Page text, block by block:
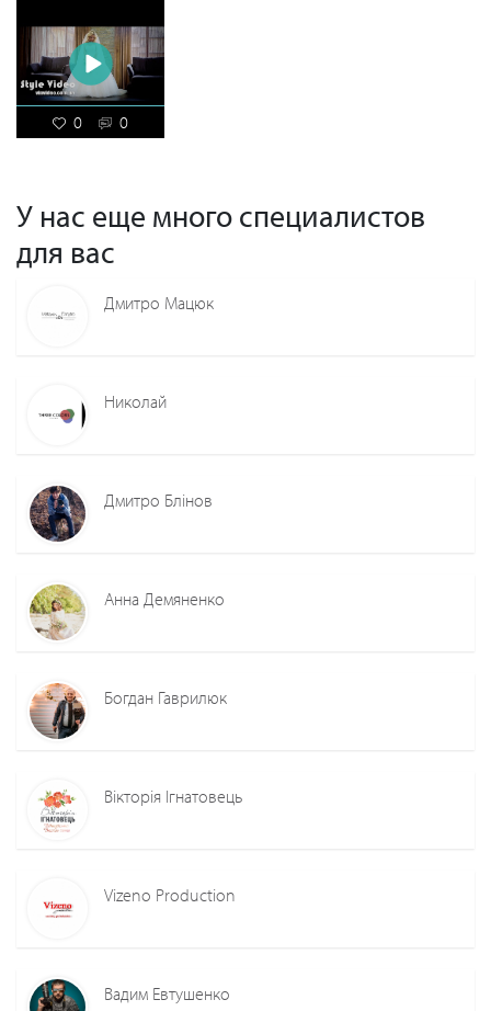
0 0
У нас еще много специалистов
для вас
Дмитро Мацюк
Николай
Дмитро Блінов
Анна Демяненко
Богдан Гаврилюк
Вікторія Ігнатовець
Vizeno Production
Вадим Евтушенко